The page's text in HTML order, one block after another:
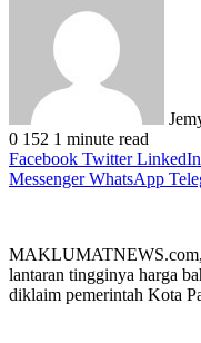
0 152 1 minute read
Facebook Twitter LinkedIn
Messenger WhatsApp
MAKLUMATNEWS.com,
lantaran tingginya harga
diklaim pemerintah Kota